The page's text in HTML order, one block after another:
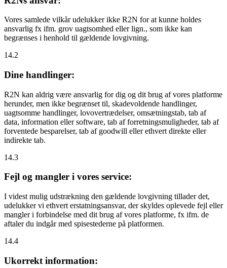
Vores samlede vilkår udelukker ikke R2N for at kunne holdes
ansvarlig fx ifm. grov uagtsomhed eller lign., som ikke kan
begrænses i henhold til gældende lovgivning.
14.2
Dine handlinger:
R2N kan aldrig være ansvarlig for dig og dit brug af vores platforme
herunder, men ikke begrænset til, skadevoldende handlinger,
uagtsomme handlinger, lovovertrædelser, omsætningstab, tab af
data, information eller software, tab af forretningsmuligheder, tab af
forventede besparelser, tab af goodwill eller ethvert direkte eller
indirekte tab.
14.3
Fejl og mangler i vores service:
I videst mulig udstrækning den gældende lovgivning tillader det,
udelukker vi ethvert erstatningsansvar, der skyldes oplevede fejl eller
mangler i forbindelse med dit brug af vores platforme, fx ifm. de
aftaler du indgår med spisestederne på platformen.
14.4
Ukorrekt information: